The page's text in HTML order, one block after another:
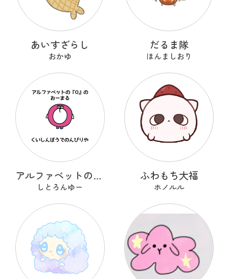
あいすざらし
おかゆ
だるま隊
ほんましおり
アルファベットのOのおーまる
しとろんゆー
ふわもち大福
ホノルル